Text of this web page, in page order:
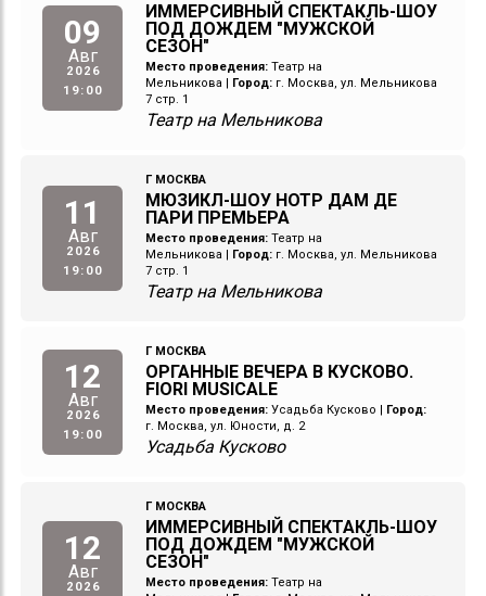
09
Авг
2026
19:00
ИММЕРСИВНЫЙ СПЕКТАКЛЬ-ШОУ
ПОД ДОЖДЕМ "МУЖСКОЙ
СЕЗОН"
Место проведения: Театр на
Мельникова
Город: г. Москва, ул. Мельникова
7 стр. 1
Театр на Мельникова
11
Авг
2026
19:00
Г МОСКВА
МЮЗИКЛ-ШОУ НОТР ДАМ ДЕ
ПАРИ ПРЕМЬЕРА
Место проведения: Театр на
Мельникова
Город: г. Москва, ул. Мельникова
7 стр. 1
Театр на Мельникова
12
Авг
2026
19:00
Г МОСКВА
ОРГАННЫЕ ВЕЧЕРА В КУСКОВО.
FIORI MUSICALE
Место проведения: Усадьба Кусково
Город:
г. Москва, ул. Юности, д. 2
Усадьба Кусково
12
Авг
2026
Г МОСКВА
ИММЕРСИВНЫЙ СПЕКТАКЛЬ-ШОУ
ПОД ДОЖДЕМ "МУЖСКОЙ
СЕЗОН"
Место проведения: Театр на